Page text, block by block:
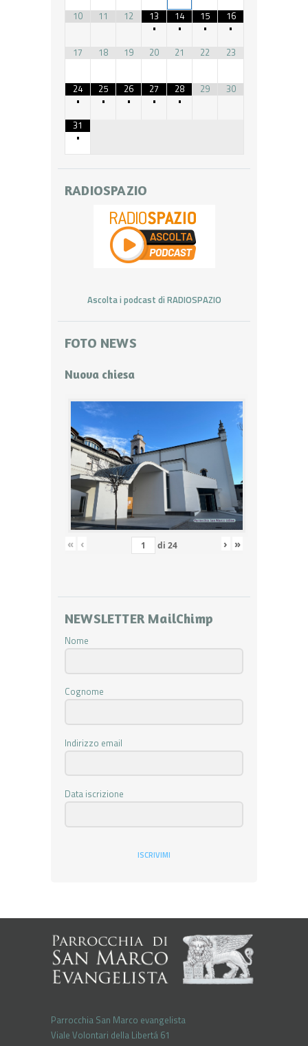
10 11 12
13
•
14
•
15
•
16
•
17
18 19 20 21 22 23
24
•
25
•
26
•
27
•
28
•
29 30
31
•
RADIOSPAZIO
Ascolta i podcast di RADIOSPAZIO
FOTO NEWS
Nuova chiesa
« ‹ di 24 › »
NEWSLETTER MailChimp
Nome
Cognome
Indirizzo email
Data iscrizione
ISCRIVIMI
Parrocchia San Marco evangelista
Viale Volontari della Libertá 61